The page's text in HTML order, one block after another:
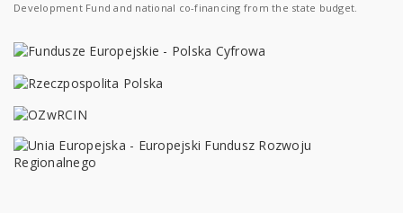
Development Fund and national co-financing from the state budget.